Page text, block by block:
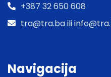
+387 32 650 608
tra@tra.ba ili
Navigacija